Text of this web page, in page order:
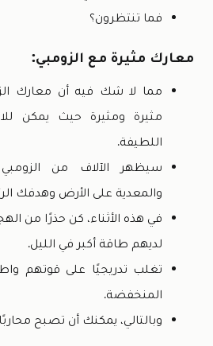
فما تنتظرون؟
معارك مثيرة مع الزومبي:
مما لا شك فيه أن معارك
مثيرة ومثيرة حيث يمكن
اللطيفة.
سيظهر الآلاف من
والمعدية على الأرض وهدفك
في هذه الأثناء، كن حذرًا من
لديهم طاقة أكبر في الليل.
تغلب تدريجيًا على قوتهم
المنخفضة.
وبالتالي، يمكنك أن تصبح